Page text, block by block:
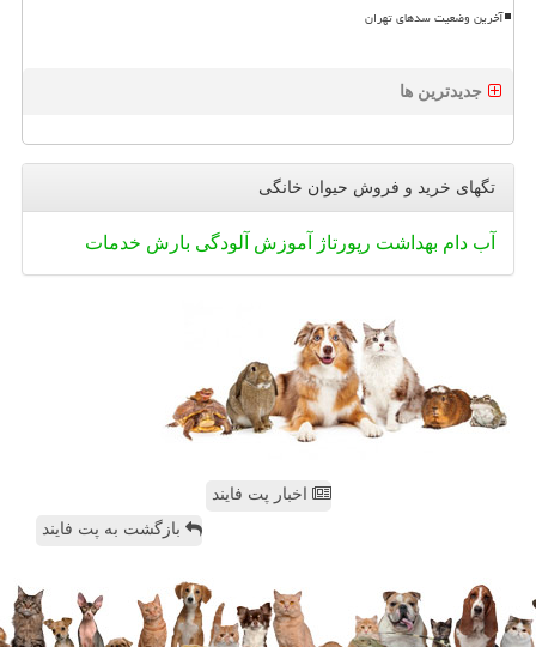
آخرین وضعیت سدهای تهران
جدیدترین ها
تگهای خرید و فروش حیوان خانگی
آب دام بهداشت رپورتاژ آموزش آلودگی بارش خدمات
اخبار پت فایند
بازگشت به پت فایند